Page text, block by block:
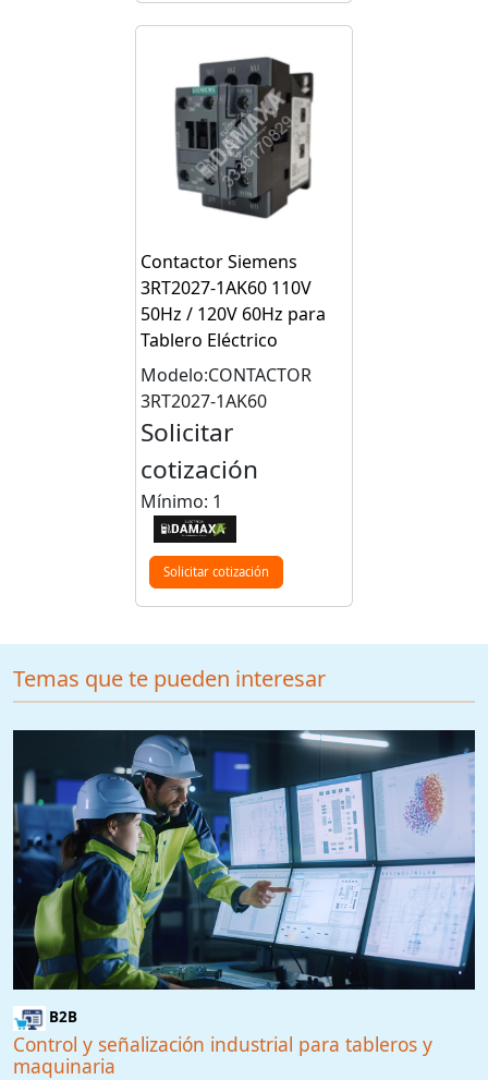
Contactor Siemens
3RT2027-1AK60 110V
50Hz / 120V 60Hz para
Tablero Eléctrico
Modelo:CONTACTOR
3RT2027-1AK60
Solicitar
cotización
Mínimo: 1
Solicitar cotización
Temas que te pueden interesar
B2B
Control y señalización industrial para tableros y
maquinaria